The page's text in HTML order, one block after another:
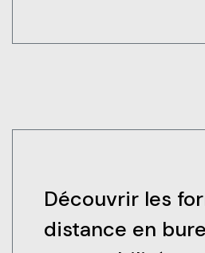
Découvrir les
distance en